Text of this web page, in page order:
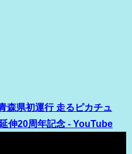
森県初運行 走るピカチュ
伸20周年記念 - YouTube